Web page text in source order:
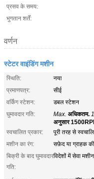
प्रसव के समय:
भुगतान शर्तें:
वर्णन
स्टेटर वाइंडिंग मशीन
स्थिति:
नया
प्रमाणपत्र:
सीई
वर्किंग स्टेशन:
डबल स्टेशन
घुमावदार गति:
Max. अधिकतम.
अनुसार
स्वचालित प्रकार:
पूरी तरह से
मशीन का रंग:
सफ़ेद या ग्राहक
बिक्री के बाद घुमावदार
गति:
विदेशों में सेवा